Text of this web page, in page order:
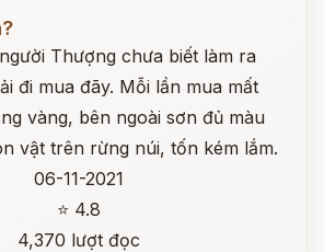
Thượng chưa biết làm ra
đi mua đãy. Mỗi lần mua mất
vàng, bên ngoài sơn đủ màu
vật trên rừng núi, tốn kém lắm.
06-11-2021
⭐ 4.8
4,370 lượt đọc